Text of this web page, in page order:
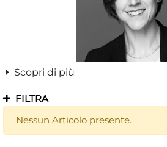
Scopri di più
FILTRA
Nessun Articolo presente.